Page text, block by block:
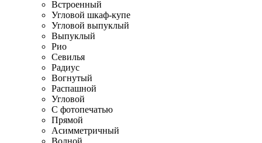
Встроенный
Угловой шкаф-купе
Угловой выпуклый
Выпуклый
Рио
Севилья
Радиус
Вогнутый
Распашной
Угловой
С фотопечатью
Прямой
Асимметричный
Волной